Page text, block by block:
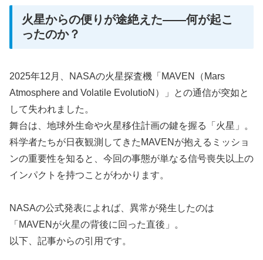
火星からの便りが途絶えた――何が起こ
ったのか？
2025年12月、NASAの火星探査機「MAVEN（Mars
Atmosphere and Volatile EvolutioN）」との通信が突如と
して失われました。
舞台は、地球外生命や火星移住計画の鍵を握る「火星」。
科学者たちが日夜観測してきたMAVENが抱えるミッショ
ンの重要性を知ると、今回の事態が単なる信号喪失以上の
インパクトを持つことがわかります。
NASAの公式発表によれば、異常が発生したのは
「MAVENが火星の背後に回った直後」。
以下、記事からの引用です。